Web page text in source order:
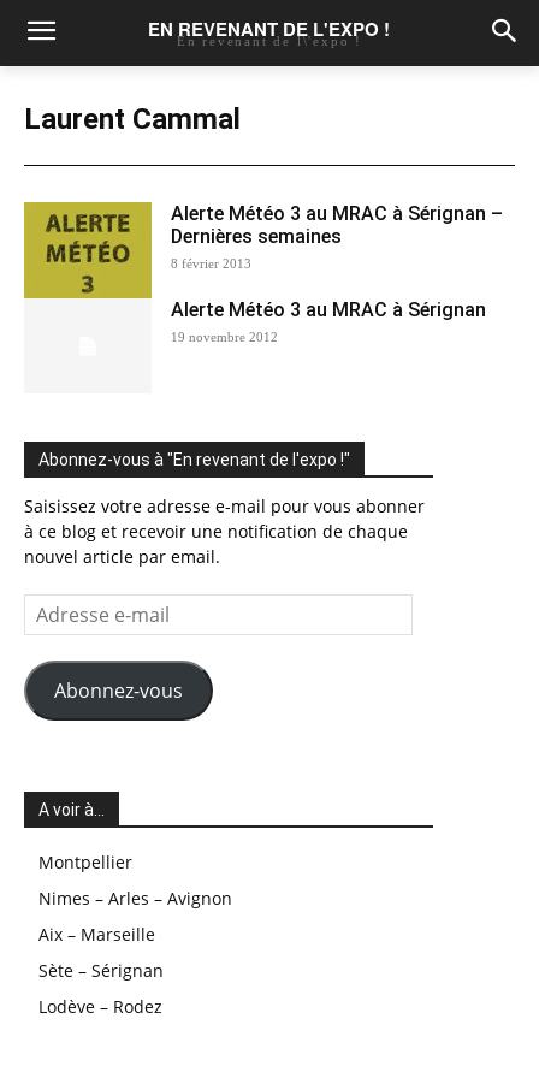
EN REVENANT DE L'EXPO !
En revenant de l\'expo !
Laurent Cammal
Alerte Météo 3 au MRAC à Sérignan –
Dernières semaines
8 février 2013
Alerte Météo 3 au MRAC à Sérignan
19 novembre 2012
Abonnez-vous à "En revenant de l'expo !"
Saisissez votre adresse e-mail pour vous abonner
à ce blog et recevoir une notification de chaque
nouvel article par email.
Adresse
e-
mail
Abonnez-vous
A voir à…
Montpellier
Nimes – Arles – Avignon
Aix – Marseille
Sète – Sérignan
Lodève – Rodez